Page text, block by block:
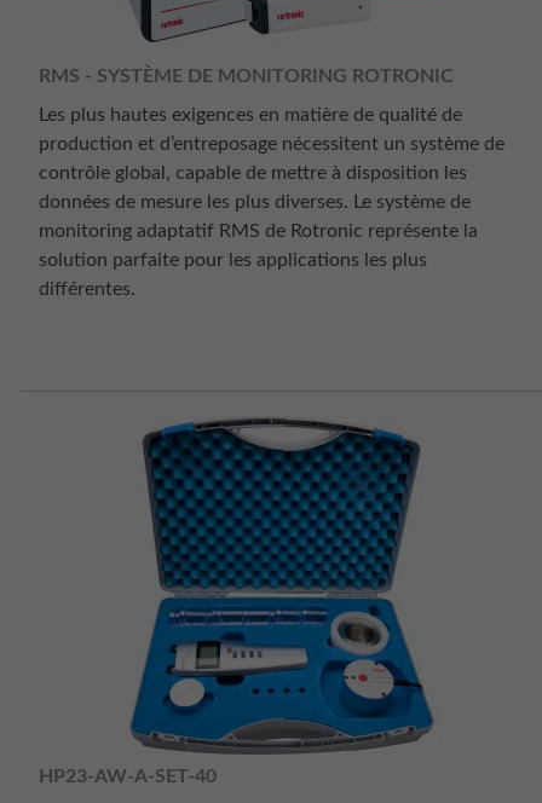
RMS - SYSTÈME DE MONITORING ROTRONIC
Les plus hautes exigences en matière de qualité de
production et d’entreposage nécessitent un système de
contrôle global, capable de mettre à disposition les
données de mesure les plus diverses. Le système de
monitoring adaptatif RMS de Rotronic représente la
solution parfaite pour les applications les plus
différentes.
HP23-AW-A-SET-40